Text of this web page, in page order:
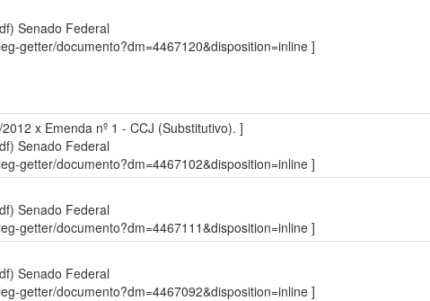
Senado Federal
getter/documento?dm=4467120&disposition=inline ]
x Emenda nº 1 - CCJ (Substitutivo). ]
Senado Federal
getter/documento?dm=4467102&disposition=inline ]
Senado Federal
getter/documento?dm=4467111&disposition=inline ]
Senado Federal
getter/documento?dm=4467092&disposition=inline ]